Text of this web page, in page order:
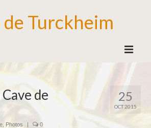
de Turckheim
25
OCT 2015
de
Photos | 0